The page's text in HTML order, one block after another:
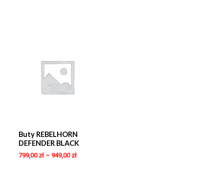
Buty REBELHORN
DEFENDER BLACK
799,00 zł– 949,00 zł